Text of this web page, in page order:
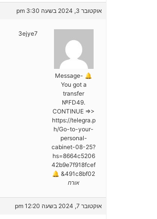
אוקטובר 3, 2024 בשעה 3:30 pm
🔔 Message-
You got a
transfer
№FD49.
CONTINUE =>>
https://telegra.p
h/Go-to-your-
personal-
cabinet-08-25?
hs=8664c5206
42b9e7f918fcef
491c8bf02& 🔔
אורח
3ejye7
אוקטובר 7, 2024 בשעה 12:20 pm